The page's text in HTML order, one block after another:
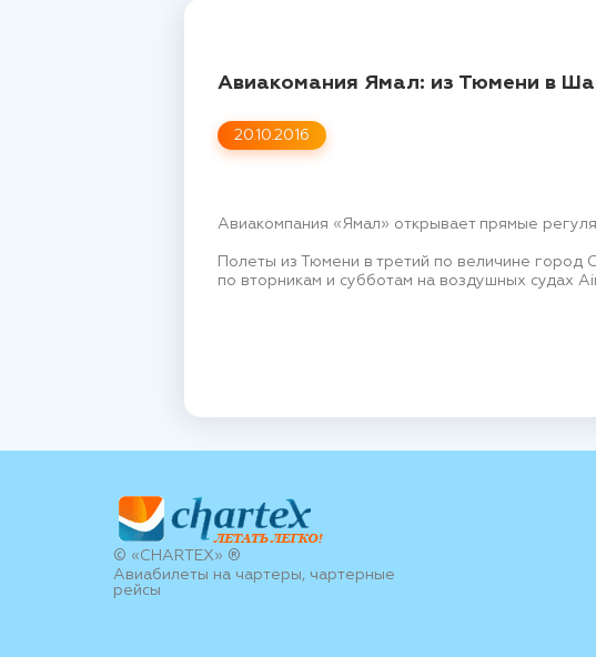
20.10.2016
Авиакомания Ямал: из Тюмени в
Авиакомпания «Ямал» открывает прямые
Полеты из Тюмени в третий по величине город
по вторникам и субботам на воздушных судах
© «CHARTEX» ®
Авиабилеты на чартеры, чартерные
рейсы